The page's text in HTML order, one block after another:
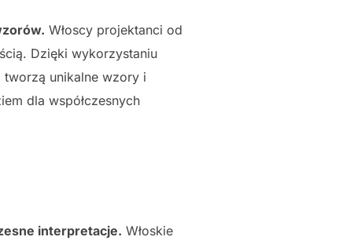
Włoscy projektanci od
Dzięki wykorzystaniu
unikalne wzory i
dla współczesnych
interpretacje. Włoskie